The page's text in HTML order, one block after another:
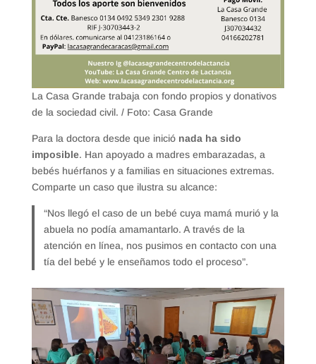
La Casa Grande trabaja con fondo propios y donativos
de la sociedad civil. / Foto: Casa Grande
Para la doctora desde que inició nada ha sido
imposible. Han apoyado a madres embarazadas, a
bebés huérfanos y a familias en situaciones extremas.
Comparte un caso que ilustra su alcance:
“Nos llegó el caso de un bebé cuya mamá murió y la
abuela no podía amamantarlo. A través de la
atención en línea, nos pusimos en contacto con una
tía del bebé y le enseñamos todo el proceso”.